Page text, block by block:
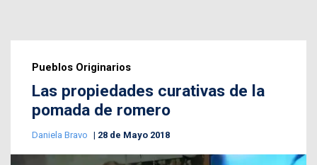
Pueblos Originarios
Las propiedades curativas de la
pomada de romero
Daniela Bravo 28 de Mayo 2018